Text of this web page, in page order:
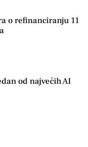
o refinanciranju 11
od najvećih AI